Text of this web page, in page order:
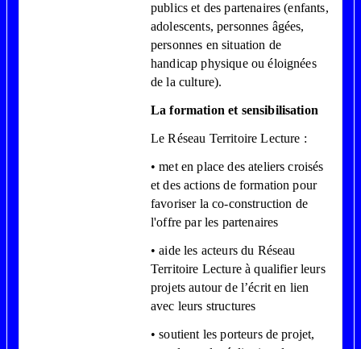
publics et des partenaires (enfants,
adolescents, personnes âgées,
personnes en situation de
handicap physique ou éloignées
de la culture).
La formation et sensibilisation
Le Réseau Territoire Lecture :
• met en place des ateliers croisés
et des actions de formation pour
favoriser la co-construction de
l'offre par les partenaires
• aide les acteurs du Réseau
Territoire Lecture à qualifier leurs
projets autour de l’écrit en lien
avec leurs structures
• soutient les porteurs de projet,